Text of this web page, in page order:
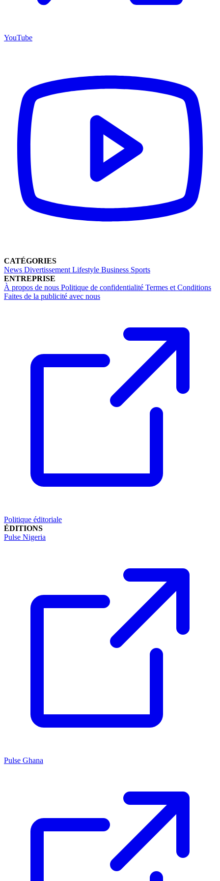
YouTube
CATÉGORIES
News Divertissement Lifestyle Business Sports
ENTREPRISE
À propos de nous Politique de confidentialité Termes et Conditions
Faites de la publicité avec nous
Politique éditoriale
ÉDITIONS
Pulse Nigeria
Pulse Ghana